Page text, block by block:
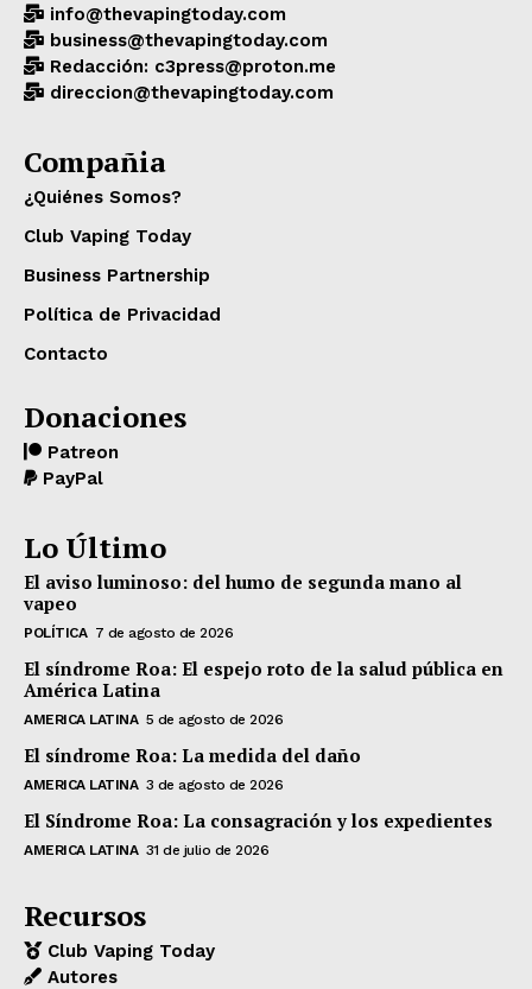
info@thevapingtoday.com
business@thevapingtoday.com
Redacción: c3press@proton.me
direccion@thevapingtoday.com
Compañia
¿Quiénes Somos?
Club Vaping Today
Business Partnership
Política de Privacidad
Contacto
Donaciones
Patreon
PayPal
Lo Último
El aviso luminoso: del humo de segunda mano al
vapeo
POLÍTICA 7 de agosto de 2026
El síndrome Roa: El espejo roto de la salud pública en
América Latina
AMERICA LATINA 5 de agosto de 2026
El síndrome Roa: La medida del daño
AMERICA LATINA 3 de agosto de 2026
El Síndrome Roa: La consagración y los expedientes
AMERICA LATINA 31 de julio de 2026
Recursos
Club Vaping Today
Autores